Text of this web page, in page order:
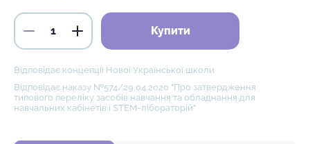
Купити
Відповідає концепції Нової Української школи
Відповідає наказу №574/29.04.2020 "Про затвердження
типового переліку засобів навчання та обладнання для
навчальних кабінетів і STEM-лібораторій"